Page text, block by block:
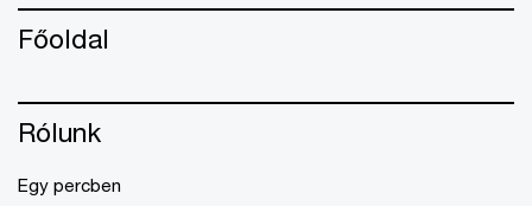
Főoldal
Rólunk
Egy percben